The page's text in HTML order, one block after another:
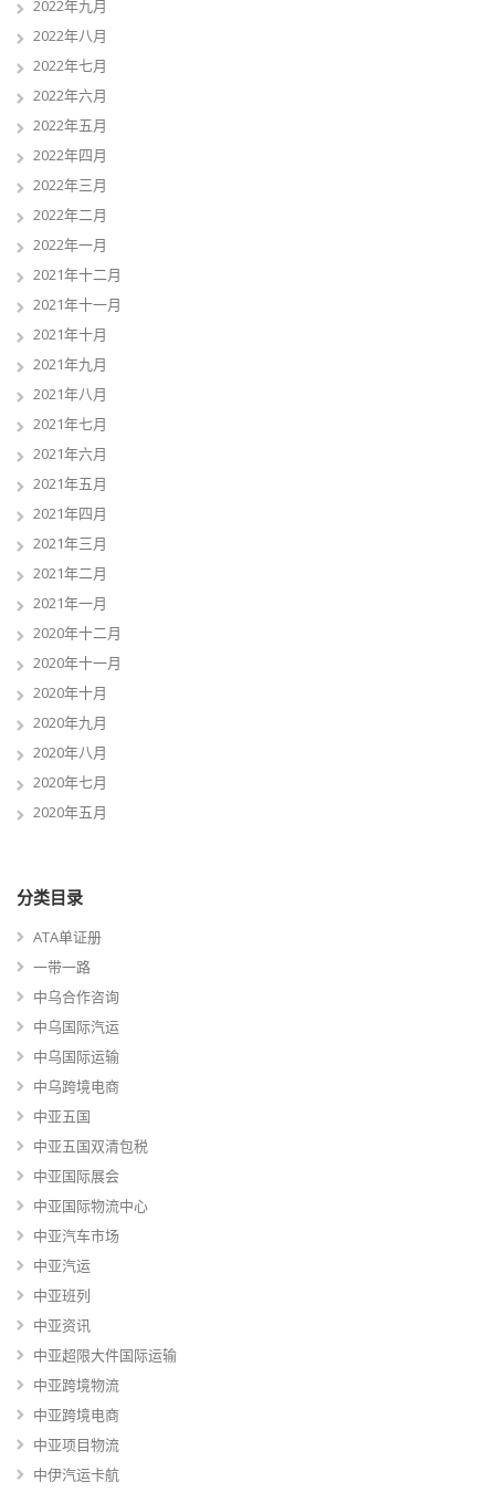
2022年九月
2022年八月
2022年七月
2022年六月
2022年五月
2022年四月
2022年三月
2022年二月
2022年一月
2021年十二月
2021年十一月
2021年十月
2021年九月
2021年八月
2021年七月
2021年六月
2021年五月
2021年四月
2021年三月
2021年二月
2021年一月
2020年十二月
2020年十一月
2020年十月
2020年九月
2020年八月
2020年七月
2020年五月
分类目录
ATA单证册
一带一路
中乌合作咨询
中乌国际汽运
中乌国际运输
中乌跨境电商
中亚五国
中亚五国双清包税
中亚国际展会
中亚国际物流中心
中亚汽车市场
中亚汽运
中亚班列
中亚资讯
中亚超限大件国际运输
中亚跨境物流
中亚跨境电商
中亚项目物流
中伊汽运卡航